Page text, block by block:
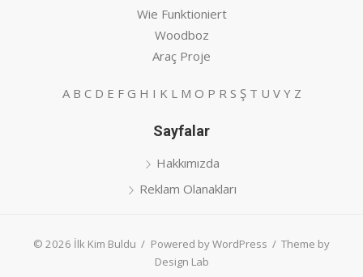
Wie Funktioniert
Woodboz
Araç Proje
A B C D E F G H I K L M O P R S Ş T U V Y Z
Sayfalar
Hakkımızda
Reklam Olanakları
© 2026 İlk Kim Buldu / Powered by WordPress / Theme by
Design Lab